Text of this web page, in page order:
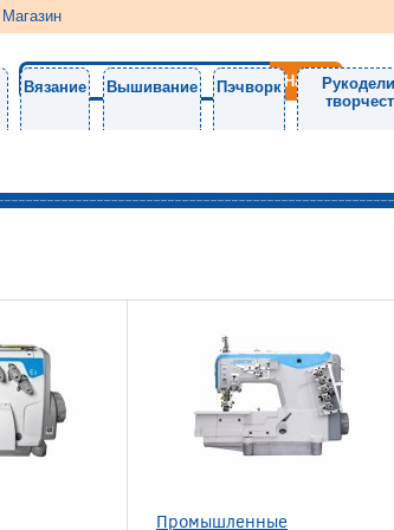
Магазин
Вязание Вышивание Пэчворк
Промышленные